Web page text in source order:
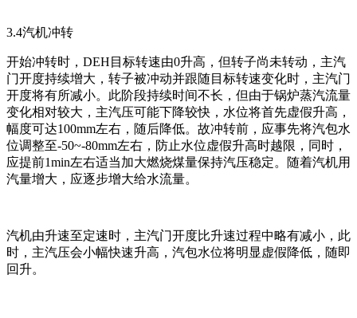
3.4汽机冲转
开始冲转时，DEH目标转速由0升高，但转子尚未转动，主汽
门开度持续增大，转子被冲动并跟随目标转速变化时，主汽门
开度将有所减小。此阶段持续时间不长，但由于锅炉蒸汽流量
变化相对较大，主汽压可能下降较快，水位将首先虚假升高，
幅度可达100mm左右，随后降低。故冲转前，应事先将汽包水
位调整至-50~-80mm左右，防止水位虚假升高时越限，同时，
应提前1min左右适当加大燃烧煤量保持汽压稳定。随着汽机用
汽量增大，应逐步增大给水流量。
汽机由升速至定速时，主汽门开度比升速过程中略有减小，此
时，主汽压会小幅快速升高，汽包水位将明显虚假降低，随即
回升。